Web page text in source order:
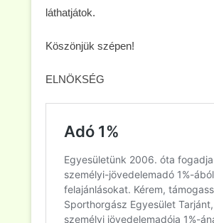
láthatjátok.
Köszönjük szépen!
ELNÖKSÉG